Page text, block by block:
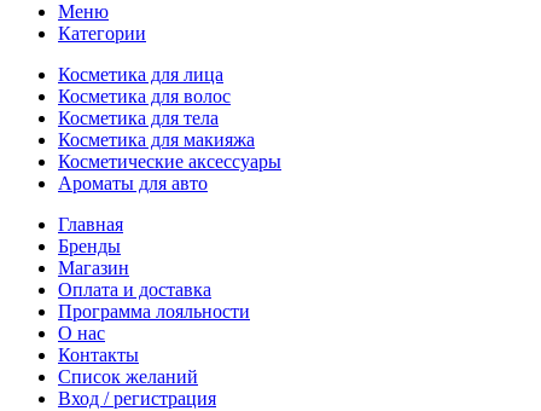
Меню
Категории
Косметика для лица
Косметика для волос
Косметика для тела
Косметика для макияжа
Косметические аксессуары
Ароматы для авто
Главная
Бренды
Магазин
Оплата и доставка
Программа лояльности
О нас
Контакты
Список желаний
Вход / регистрация